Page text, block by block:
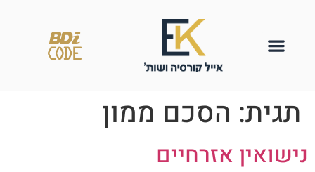
תגית: הסכם ממון
נישואין אזרחיים